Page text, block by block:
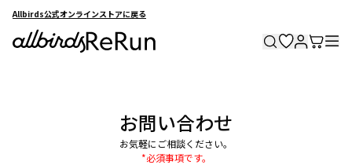
Allbirds公式オンラインストアに戻る
お問い合わせ
お気軽にご相談ください。
*必須事項です。